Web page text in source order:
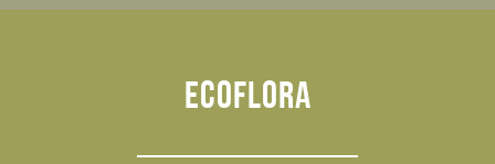
Ecoflora